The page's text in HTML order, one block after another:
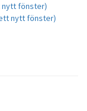
nytt fönster)
nytt fönster)